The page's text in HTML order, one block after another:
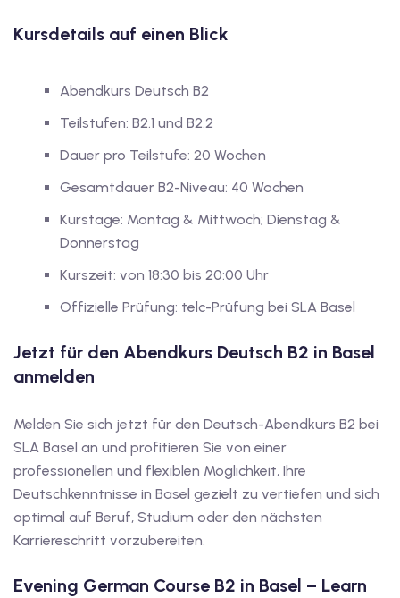
mit Gutschein
mit
den fide-Test
Kursdetails auf einen Blick
Abendkurs Deutsch B2
Teilstufen: B2.1 und B2.2
Dauer pro Teilstufe: 20 Wochen
Gesamtdauer B2-Niveau: 40 Wochen
Kurstage: Montag & Mittwoch; Dienstag &
Donnerstag
Kurszeit: von 18:30 bis 20:00 Uhr
Offizielle Prüfung: telc-Prüfung bei SLA Basel
Jetzt für den Abendkurs Deutsch B2 in Basel
anmelden
Melden Sie sich jetzt für den Deutsch-Abendkurs B2 bei
SLA Basel an und profitieren Sie von einer
professionellen und flexiblen Möglichkeit, Ihre
Deutschkenntnisse in Basel gezielt zu vertiefen und sich
optimal auf Beruf, Studium oder den nächsten
Karriereschritt vorzubereiten.
Evening German Course B2 in Basel – Learn